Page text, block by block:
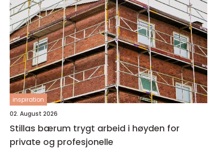
inspiration
02. August 2026
Stillas bærum trygt arbeid i høyden for
private og profesjonelle